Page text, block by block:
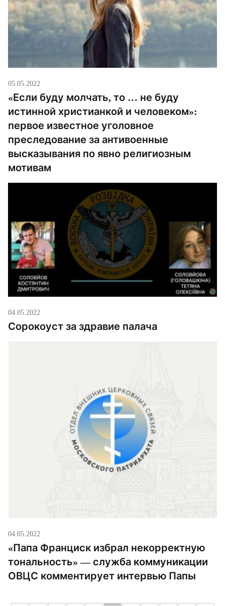
05.05.2022
«Если буду молчать, то … не буду
истинной христианкой и человеком»:
первое известное уголовное
преследование за антивоенные
высказывания по явно религиозным
мотивам
04.05.2022
Сорокоуст за здравие палача
04.05.2022
«Папа Франциск избрал некорректную
тональность» — служба коммуникации
ОВЦС комментирует интервью Папы